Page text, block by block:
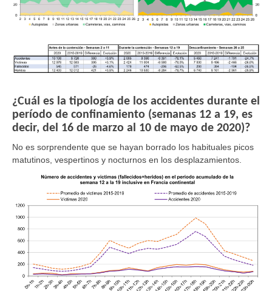
¿Cuál es la tipología de los accidentes durante el
período de confinamiento (semanas 12 a 19, es
decir, del 16 de marzo al 10 de mayo de 2020)?
No es sorprendente que se hayan borrado los habituales picos
matutinos, vespertinos y nocturnos en los desplazamientos.